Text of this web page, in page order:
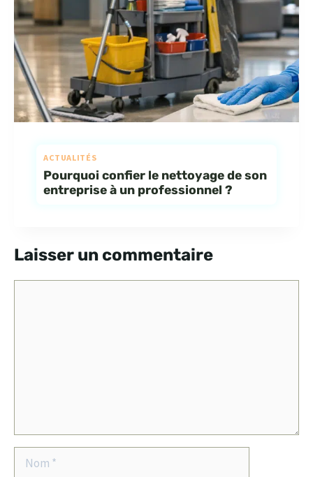
ACTUALITÉS
Pourquoi confier le nettoyage de son
entreprise à un professionnel ?
Laisser un commentaire